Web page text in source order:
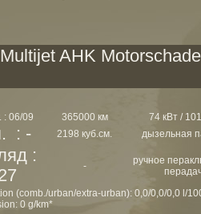
AHK
: 06/09 365000 км 74 кВт /
: - 2198 куб.см. дызельная
:
-
ручное
(comb./urban/extra-urban): 0,0/0,0/0,0 l/
0 g/km*